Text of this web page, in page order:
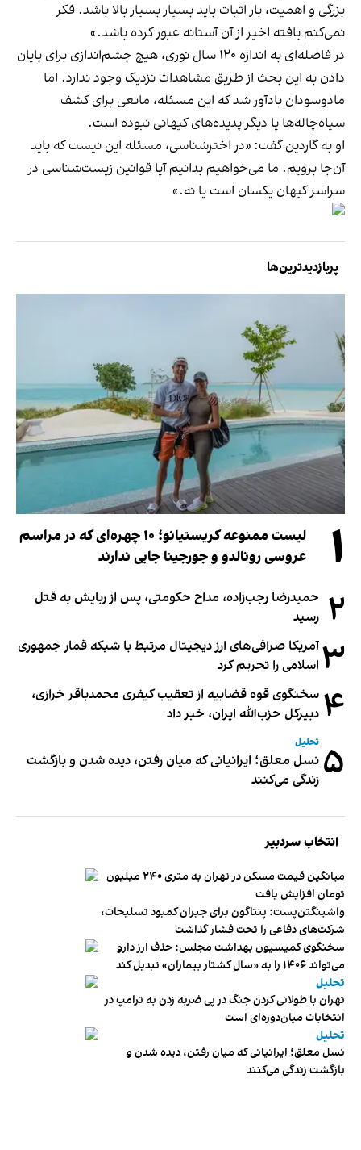
بزرگی و اهمیت، بار اثبات باید بسیار بسیار بالا باشد. فکر
نمی‌کنم یافته اخیر از آن آستانه عبور کرده باشد.»
در فاصله‌ای به اندازه ۱۲۰ سال نوری، هیچ چشم‌اندازی برای پایان
دادن به این بحث از طریق مشاهدات نزدیک وجود ندارد. اما
مادوسودان یادآور شد که این مسئله، مانعی برای کشف
سیاه‌چاله‌ها یا دیگر پدیده‌های کیهانی نبوده است.
او به گاردین گفت: «در اخترشناسی، مسئله این نیست که باید
آن‌جا برویم. ما می‌خواهیم بدانیم آیا قوانین زیست‌شناسی در
سراسر کیهان یکسان است یا نه.»
پربازدیدترین‌ها
۱
لیست ممنوعه کریستیانو؛ ۱۰ چهره‌ای که در مراسم
عروسی رونالدو و جورجینا جایی ندارند
۲ حمیدرضا رجب‌زاده، مداح حکومتی، پس از ربایش به قتل
رسید
۳آمریکا صرافی‌های ارز دیجیتال مرتبط با شبکه قمار جمهوری
اسلامی را تحریم کرد
۴ سخنگوی قوه قضاییه از تعقیب کیفری محمدباقر خرازی،
دبیر‌کل حزب‌الله ایران، خبر داد
۵ تحلیل
نسل معلق؛ ایرانیانی که میان رفتن، دیده شدن و بازگشت
زندگی می‌کنند
انتخاب سردبیر
میانگین قیمت مسکن در تهران به متری ۲۴۰ میلیون
تومان افزایش یافت
واشینگتن‌پست: پنتاگون برای جبران کمبود تسلیحات،
شرکت‌های دفاعی را تحت فشار گذاشت
سخنگوی کمیسیون بهداشت مجلس: حذف ارز دارو
می‌تواند ۱۴۰۶ را به «سال کشتار بیماران» تبدیل کند
تحلیل
تهران با طولانی کردن جنگ در پی ضربه زدن به ترامپ در
انتخابات میان‌دوره‌ای است
تحلیل
نسل معلق؛ ایرانیانی که میان رفتن، دیده شدن و
بازگشت زندگی می‌کنند